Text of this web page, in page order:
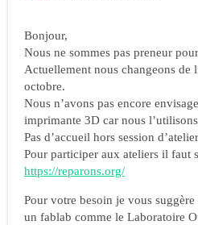
Bonjour,
Nous ne sommes pas preneur
Actuellement nous changeons de
octobre.
Nous n’avons pas encore
imprimante 3D car nous
Pas d’accueil hors session
Pour participer aux ateliers il faut
https://reparons.org/
Pour votre besoin je vous
un fablab comme le Laboratoire